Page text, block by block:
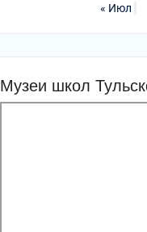
« Июл
Музеи школ